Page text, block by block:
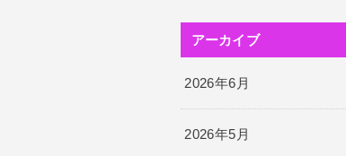
アーカイブ
2026年6月
2026年5月